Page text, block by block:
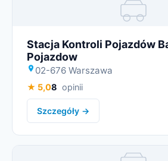
Stacja Kontroli Pojazdów
Pojazdow
02-676 Warszawa
★ 5,08 opinii
Szczegóły →